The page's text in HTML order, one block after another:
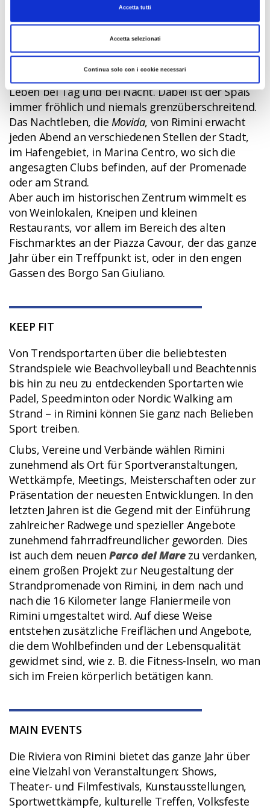
Accetta tutti
Accetta selezionati
Continua solo con i cookie necessari
FUN
Rimini schläft nie, denn hier genießt man das
Leben bei Tag und bei Nacht. Dabei ist der Spaß
immer fröhlich und niemals grenzüberschreitend.
Das Nachtleben, die Movida, von Rimini erwacht
jeden Abend an verschiedenen Stellen der Stadt,
im Hafengebiet, in Marina Centro, wo sich die
angesagten Clubs befinden, auf der Promenade
oder am Strand.
Aber auch im historischen Zentrum wimmelt es
von Weinlokalen, Kneipen und kleinen
Restaurants, vor allem im Bereich des alten
Fischmarktes an der Piazza Cavour, der das ganze
Jahr über ein Treffpunkt ist, oder in den engen
Gassen des Borgo San Giuliano.
KEEP FIT
Von Trendsportarten über die beliebtesten
Strandspiele wie Beachvolleyball und Beachtennis
bis hin zu neu zu entdeckenden Sportarten wie
Padel, Speedminton oder Nordic Walking am
Strand – in Rimini können Sie ganz nach Belieben
Sport treiben.
Clubs, Vereine und Verbände wählen Rimini
zunehmend als Ort für Sportveranstaltungen,
Wettkämpfe, Meetings, Meisterschaften oder zur
Präsentation der neuesten Entwicklungen. In den
letzten Jahren ist die Gegend mit der Einführung
zahlreicher Radwege und spezieller Angebote
zunehmend fahrradfreundlicher geworden. Dies
ist auch dem neuenParco del Marezu verdanken,
einem großen Projekt zur Neugestaltung der
Strandpromenade von Rimini, in dem nach und
nach die 16 Kilometer lange Flaniermeile von
Rimini umgestaltet wird. Auf diese Weise
entstehen zusätzliche Freiflächen und Angebote,
die dem Wohlbefinden und der Lebensqualität
gewidmet sind, wie z. B. die Fitness-Inseln, wo man
sich im Freien körperlich betätigen kann.
MAIN EVENTS
Die Riviera von Rimini bietet das ganze Jahr über
eine Vielzahl von Veranstaltungen: Shows,
Theater- und Filmfestivals, Kunstausstellungen,
Sportwettkämpfe, kulturelle Treffen, Volksfeste